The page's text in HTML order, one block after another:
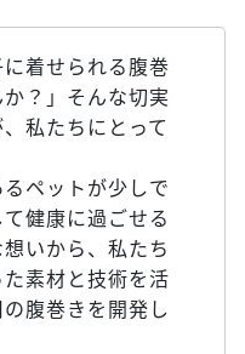
に着せられる腹巻
？」そんな切実
私たちにとって
ペットが少しで
健康に過ごせる
いから、私たち
素材と技術を活
腹巻きを開発し